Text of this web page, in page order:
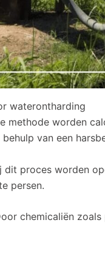
waterontharding
methode worden
van een
dit proces worden
persen.
chemicaliën